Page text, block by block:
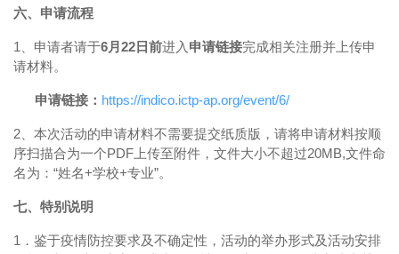
六、申请流程
1、申请者请于6月22日前进入 申请链接完成相关注册并上传申
请材料。
申请链接： https://indico.ictp-ap.org/event/6/
2、本次活动的申请材料不需要提交纸质版，请将申请材料按顺
序扫描合为一个PDF上传至附件，文件大小不超过20MB,文件命
名为：“姓名+学校+专业”。
七、特别说明
1．鉴于疫情防控要求及不确定性，活动的举办形式及活动安排